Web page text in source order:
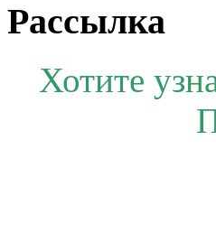
Рассылка
Хотите